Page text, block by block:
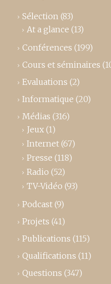
Sélection (83)
At a glance (13)
Conférences (199)
Cours et séminaires
Evaluations (2)
Informatique (20)
Médias (316)
Jeux (1)
Internet (67)
Presse (118)
Radio (52)
TV-Vidéo (93)
Podcast (9)
Projets (41)
Publications (115)
Qualifications (11)
Questions (347)